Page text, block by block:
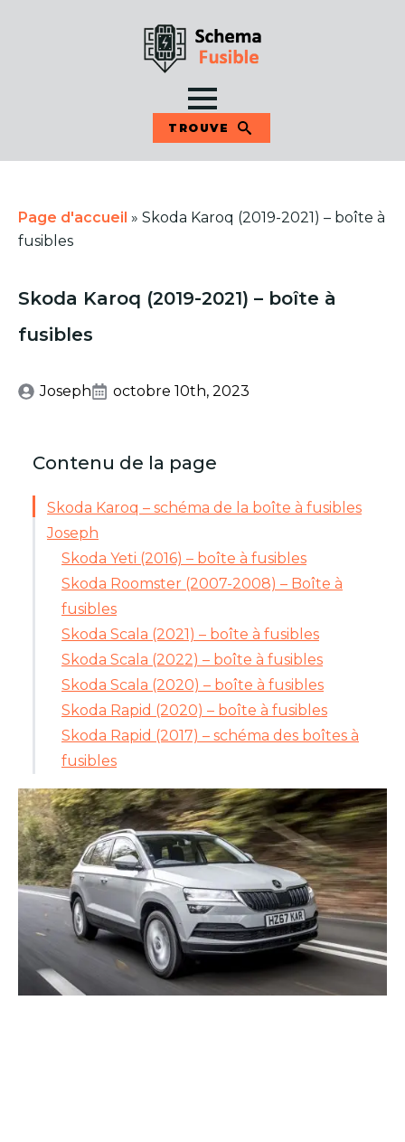
TROUVE
Page d'accueil » Skoda Karoq (2019-2021) – boîte à
fusibles
Skoda Karoq (2019-2021) – boîte à
fusibles
Joseph octobre 10th, 2023
Contenu de la page
Skoda Karoq – schéma de la boîte à fusibles
Joseph
Skoda Yeti (2016) – boîte à fusibles
Skoda Roomster (2007-2008) – Boîte à
fusibles
Skoda Scala (2021) – boîte à fusibles
Skoda Scala (2022) – boîte à fusibles
Skoda Scala (2020) – boîte à fusibles
Skoda Rapid (2020) – boîte à fusibles
Skoda Rapid (2017) – schéma des boîtes à
fusibles